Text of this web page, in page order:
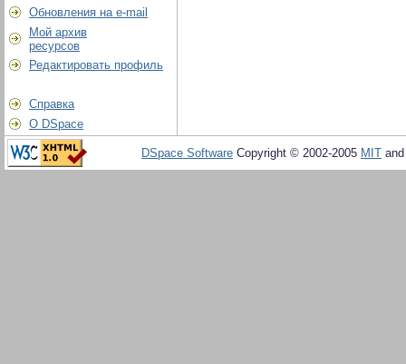
Обновления на e-mail
Мой архив
ресурсов
Редактировать профиль
Справка
О DSpace
DSpace Software Copyright © 2002-2005 MIT